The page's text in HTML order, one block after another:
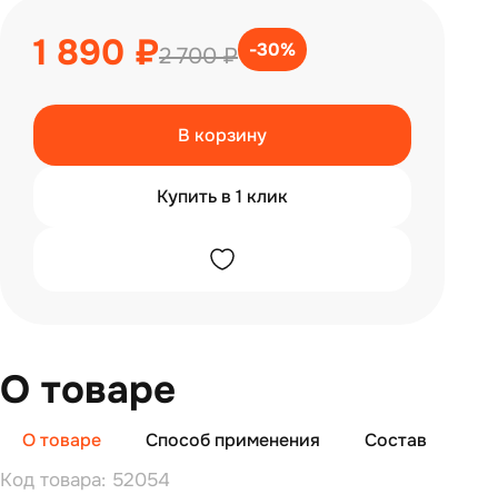
1 890 ₽2 700 ₽ -30%
В корзину
Купить в 1 клик
О товаре
О товаре Способ применения Состав
Код товара: 52054